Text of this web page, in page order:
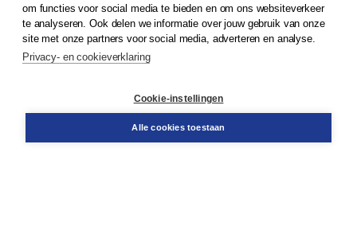
© 2026Koninklijke Boom uitgevers
Bestellen
om functies voor social media te bieden en om ons websiteverkeer
te analyseren. Ook delen we informatie over jouw gebruik van onze
site met onze partners voor social media, adverteren en analyse.
Privacy- en cookieverklaring
Cookie-instellingen
Alle cookies toestaan